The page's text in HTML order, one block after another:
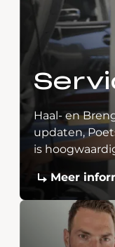
Haal- en
updaten,
is
Meer